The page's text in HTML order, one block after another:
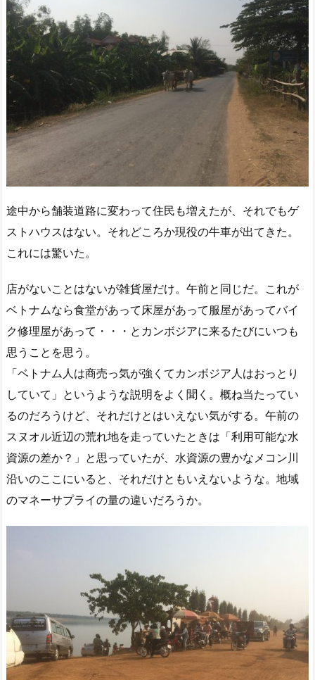
途中から舗装道路に変わって住民も増えたが、それでもゲ
ストハウスはない。それどころか現役の牛車が出てきた。
これには驚いた。
店がないことはないが雑貨屋だけ。午前と同じだ。これが
ベトナムなら食堂があって床屋があって服屋があってバイ
ク修理屋があって・・・とカンボジアに来るたびにいつも
思うことを思う。
「ベトナム人は商売っ気が強くてカンボジア人はおっとり
していて」というような説明をよく聞く。概ね当たってい
るのだろうけど、それだけとはいえない気がする。午前の
スヌオル近辺の荒れ地を走っていたときは「利用可能な水
資源の差か？」と思っていたが、水資源の豊かなメコン川
沿いのここにいると、それだけともいえないような。地域
のマネーサプライの量の違いだろうか。